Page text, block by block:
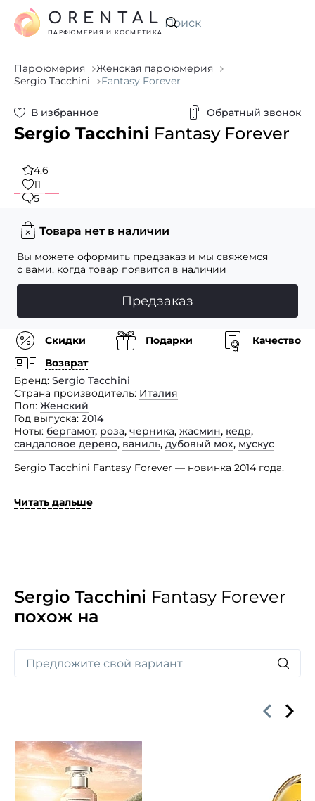
Искать
ORENTAL
ПАРФЮМЕРИЯ И КОСМЕТИКА
Парфюмерия
Женская парфюмерия
Sergio Tacchini
Fantasy Forever
В избранное Обратный звонок
Sergio Tacchini Fantasy Forever
4.6
11
5
Товара нет в наличии
Вы можете оформить предзаказ и мы свяжемся
с вами, когда товар появится в наличии
Предзаказ
Скидки Подарки
Качество
Возврат
Бренд Sergio Tacchini
Страна производитель Италия
Пол Женский
Год выпуска 2014
Ноты бергамот, роза, черника, жасмин, кедр,
сандаловое дерево, ваниль, дубовый мох, мускус
Sergio Tacchini Fantasy Forever — новинка 2014 года.
представление о романтической мечте, он интригует
раскрывается чувственностью жасмина, мягкостью
сандала и свежестью белого кедра. База композиции
пудровая, она строится оттенками мускуса, ванили
Читать дальше
Sergio Tacchini Fantasy Forever
похож на